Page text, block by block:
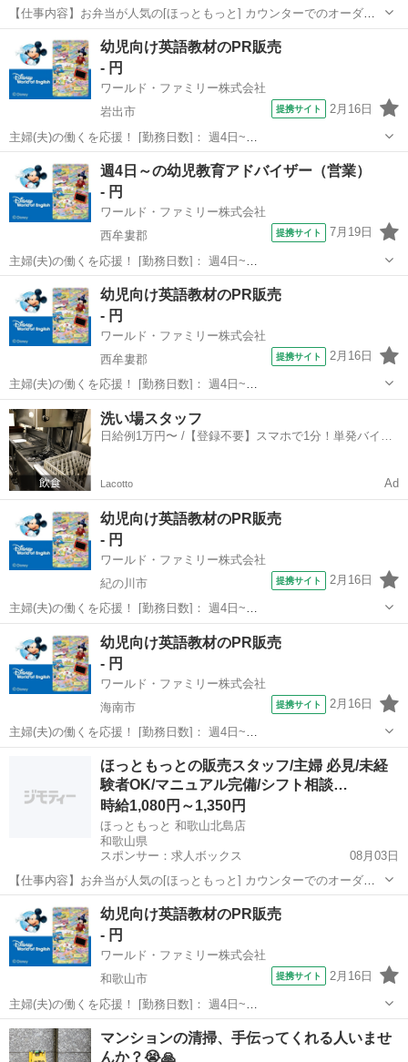
【仕事内容】お弁当が人気の[ほっともっと] カウンターでのオーダー
対応を担当 家庭と仕事の両立を実現できる職場 [この魅力にご注目 ]
勤務日はお弁当半額+ドリンク無料 家事の合間に シフト相談OK 未経
験者安心 動画マニュアルあ...
アルバイト・パート
幼児向け英語教材のPR販売
- 円
ワールド・ファミリー株式会社
岩出市
提携サイト 2月16日
主婦(夫)の働くを応援！ [勤務日数]： 週4日~
10:00~17:00/10:00~16:00/10:00~15:00/09:30~14:00 [勤務地・最寄
駅]： 和歌山県岩出市 ※勤務エリア選択可 ワールド・フ...
岩出市 営業
週4日～の幼児教育アドバイザー（営業）
- 円
ワールド・ファミリー株式会社
西牟婁郡
提携サイト 7月19日
主婦(夫)の働くを応援！ [勤務日数]： 週4日~
10:00~17:00/10:00~16:00/10:00~15:00/09:30~14:00 [勤務地・最寄
駅]： 和歌山県西牟婁郡 ※勤務エリア選択可 ワールド・...
西牟婁郡 営業
幼児向け英語教材のPR販売
- 円
ワールド・ファミリー株式会社
西牟婁郡
提携サイト 2月16日
主婦(夫)の働くを応援！ [勤務日数]： 週4日~
10:00~17:00/10:00~16:00/10:00~15:00/09:30~14:00 [勤務地・最寄
駅]： 和歌山県西牟婁郡 ※勤務エリア選択可 ワールド・...
和歌山 西牟婁郡 営業
洗い場スタッフ
日給例1万円〜 /【登録不要】スマホで1分！単発バイト
Lacotto Ad
幼児向け英語教材のPR販売
- 円
ワールド・ファミリー株式会社
紀の川市
提携サイト 2月16日
主婦(夫)の働くを応援！ [勤務日数]： 週4日~
10:00~17:00/10:00~16:00/10:00~15:00/09:30~14:00 [勤務地・最寄
駅]： 和歌山県紀の川市 ※勤務エリア選択可 ワールド・...
紀の川市 営業
幼児向け英語教材のPR販売
- 円
ワールド・ファミリー株式会社
海南市
提携サイト 2月16日
主婦(夫)の働くを応援！ [勤務日数]： 週4日~
10:00~17:00/10:00~16:00/10:00~15:00/09:30~14:00 [勤務地・最寄
駅]： 和歌山県海南市 ※勤務エリア選択可 ワールド・フ...
営業
ほっともっとの販売スタッフ/主婦 必見/未経
験者OK/マニュアル完備/シフト相談…
時給1,080円～1,350円
ほっともっと 和歌山北島店
和歌山県
スポンサー：求人ボックス
08月03日
【仕事内容】お弁当が人気の[ほっともっと] カウンターでのオーダー
対応を担当 家庭と仕事の両立を実現できる職場 [この魅力にご注目 ]
勤務日はお弁当半額+ドリンク無料 家事の合間に シフト相談OK 未経
験者安心 動画マニュアルあ...
アルバイト・パート
幼児向け英語教材のPR販売
- 円
ワールド・ファミリー株式会社
和歌山市
提携サイト 2月16日
主婦(夫)の働くを応援！ [勤務日数]： 週4日~
10:00~17:00/10:00~16:00/10:00~15:00/09:30~14:00 [勤務地・最寄
駅]： 和歌山県和歌山市 ※勤務エリア選択可 ワールド・...
和歌山 和歌山市
マンションの清掃、手伝ってくれる人いませ
んか？😭🙏